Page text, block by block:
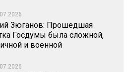
Зюганов: Прошедшая
Госдумы была сложной,
и военной